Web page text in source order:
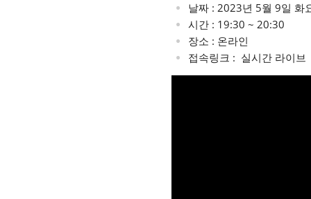
날짜 : 2023년 5월 9일 화
시간 : 19:30 ~ 20:30
장소 : 온라인
접속링크 : 실시간 라이브